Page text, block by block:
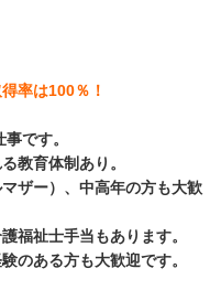
率は100％！
です。
教育体制あり。
ザー）、中高年の方も大歓
福祉士手当もあります。
のある方も大歓迎です。